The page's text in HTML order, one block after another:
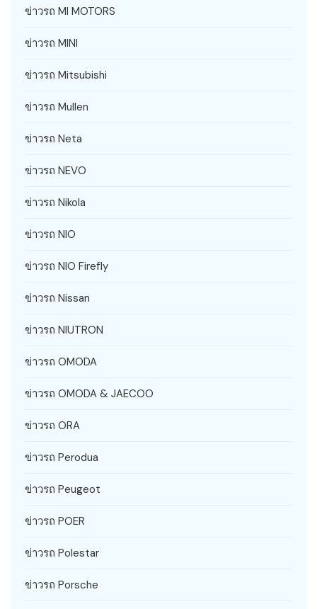
ข่าวรถ MI MOTORS
ข่าวรถ MINI
ข่าวรถ Mitsubishi
ข่าวรถ Mullen
ข่าวรถ Neta
ข่าวรถ NEVO
ข่าวรถ Nikola
ข่าวรถ NIO
ข่าวรถ NIO Firefly
ข่าวรถ Nissan
ข่าวรถ NIUTRON
ข่าวรถ OMODA
ข่าวรถ OMODA & JAECOO
ข่าวรถ ORA
ข่าวรถ Perodua
ข่าวรถ Peugeot
ข่าวรถ POER
ข่าวรถ Polestar
ข่าวรถ Porsche